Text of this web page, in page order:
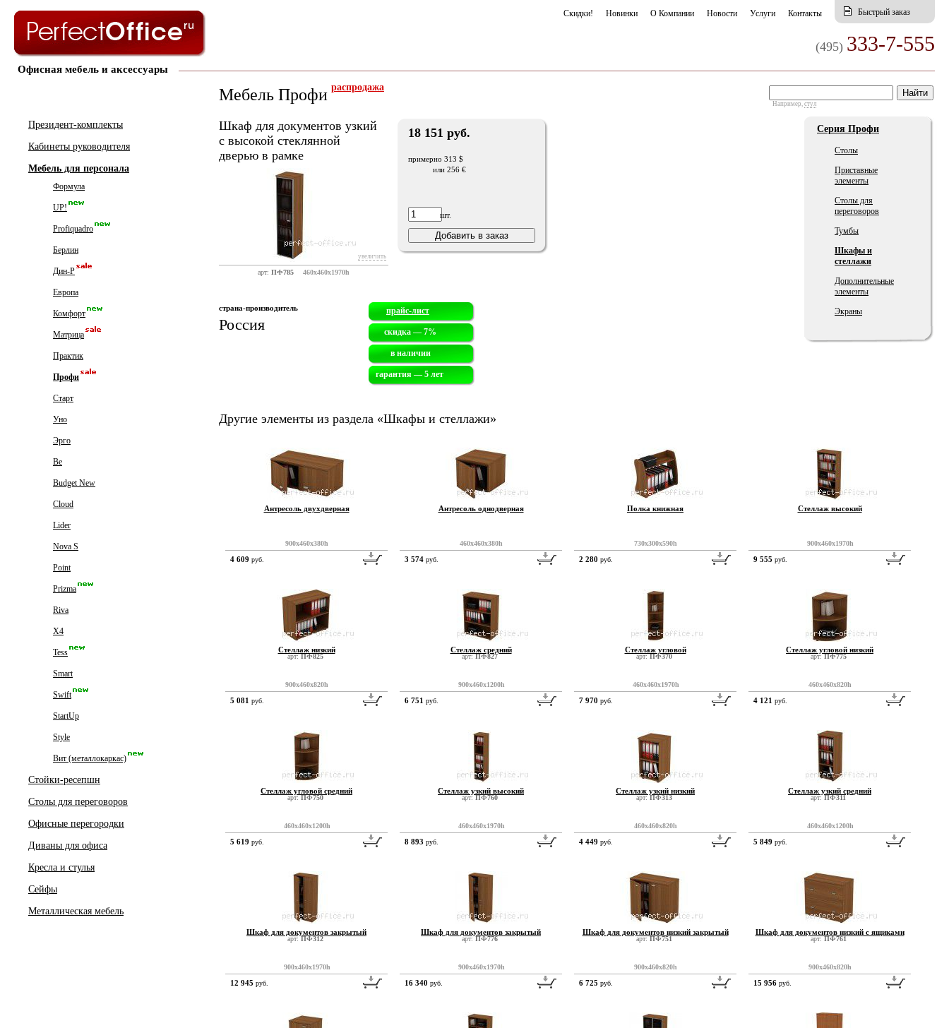
Офисная мебель и аксессуары
Скидки! Новинки О Компании Новости Услуги Контакты Быстрый заказ
(495) 333-7-555
Президент-комплекты
Кабинеты руководителя
Мебель для персонала
Формула
UP!
Profiquadro
Берлин
Дин-Р
Европа
Комфорт
Матрица
Практик
Профи
Старт
Уно
Эрго
Be
Budget New
Cloud
Lider
Nova S
Point
Prizma
Riva
X4
Tess
Smart
Swift
StartUp
Style
Вит (металлокаркас)
Стойки-ресепшн
Столы для переговоров
Офисные перегородки
Диваны для офиса
Кресла и стулья
Сейфы
Металлическая мебель
Например, стул
Серия Профи
Столы
Приставные
элементы
Столы для
переговоров
Тумбы
Шкафы и
стеллажи
Дополнительные
элементы
Экраны
Мебель Профи распродажа
Шкаф для документов узкий
с высокой стеклянной
дверью в рамке
увеличить
арт: ПФ785 460x460x1970h
18 151 руб.
примерно 313 $
или 256 €
шт.
страна-производитель
Россия
прайс-лист
скидка — 7%
в наличии
гарантия — 5 лет
Другие элементы из раздела «Шкафы и стеллажи»
Антресоль двухдверная
арт:ПФ825
900x460x380h
4 609 руб.
Антресоль однодверная
арт:ПФ827
460x460x380h
3 574 руб.
Полка книжная
арт:ПФ370
730x300x590h
2 280 руб.
Стеллаж высокий
арт:ПФ775
900x460x1970h
9 555 руб.
Стеллаж низкий
арт:ПФ750
900x460x820h
5 081 руб.
Стеллаж средний
арт:ПФ760
900x460x1200h
6 751 руб.
Стеллаж угловой
арт:ПФ313
460x460x1970h
7 970 руб.
Стеллаж угловой низкий
арт:ПФ311
460x460x820h
4 121 руб.
Стеллаж угловой средний
арт:ПФ312
460x460x1200h
5 619 руб.
Стеллаж узкий высокий
арт:ПФ776
460x460x1970h
8 893 руб.
Стеллаж узкий низкий
арт:ПФ751
460x460x820h
4 449 руб.
Стеллаж узкий средний
арт:ПФ761
460x460x1200h
5 849 руб.
Шкаф для документов закрытый
900x460x1970h
12 945 руб.
Шкаф для документов закрытый
900x460x1970h
16 340 руб.
Шкаф для документов низкий закрытый
900x460x820h
6 725 руб.
Шкаф для документов низкий с ящиками
900x460x820h
15 956 руб.